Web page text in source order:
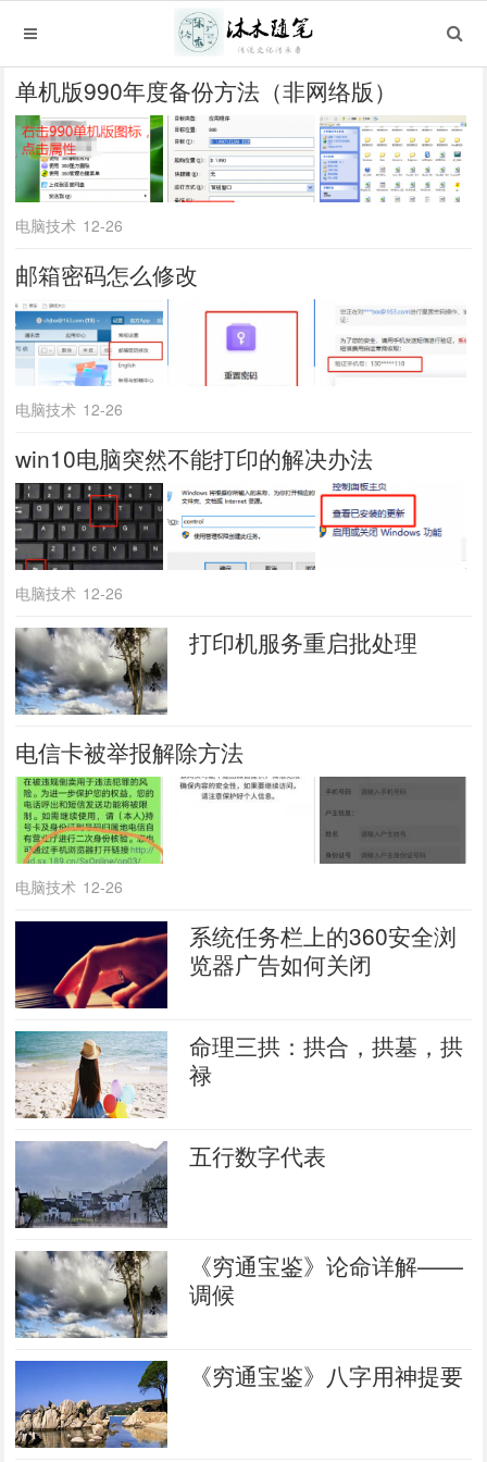
单机版990年度备份方法（非网络版）
电脑技术 12-26
邮箱密码怎么修改
电脑技术 12-26
win10电脑突然不能打印的解决办法
电脑技术 12-26
打印机服务重启批处理
电信卡被举报解除方法
电脑技术 12-26
系统任务栏上的360安全浏
览器广告如何关闭
命理三拱：拱合，拱墓，拱
禄
五行数字代表
《穷通宝鉴》论命详解——
调候
《穷通宝鉴》八字用神提要